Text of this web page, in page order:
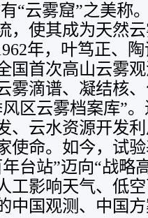
“云雾窟”之美称
，使其成为天然
年，叶笃正、
国首次高山云雾
雾滴谱、凝结核
区云雾档案库”
、云水资源开发
使命。如今，试
台站”迈向“战略
工影响天气、低
中国观测、中国